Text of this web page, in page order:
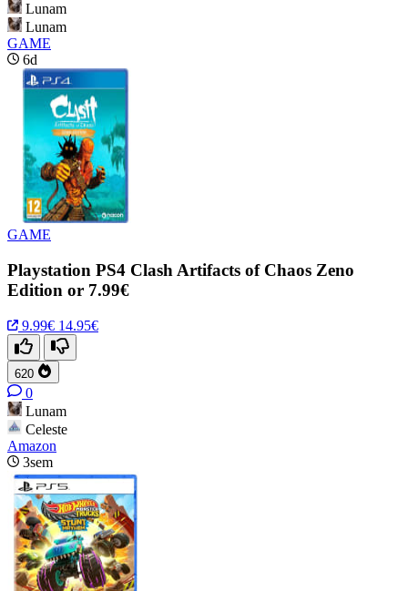
Lunam
Lunam
GAME
6d
GAME
Playstation PS4 Clash Artifacts of Chaos Zeno
Edition or 7.99€
9.99€ 14.95€
620
0
Lunam
Celeste
Amazon
3sem